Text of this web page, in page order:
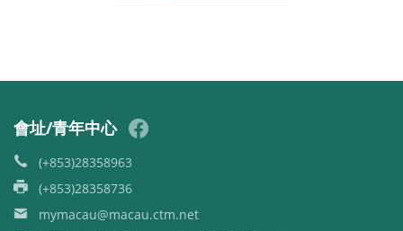
會址/青年中心
(+853)28358963
(+853)28358736
mymacau@macau.ctm.net